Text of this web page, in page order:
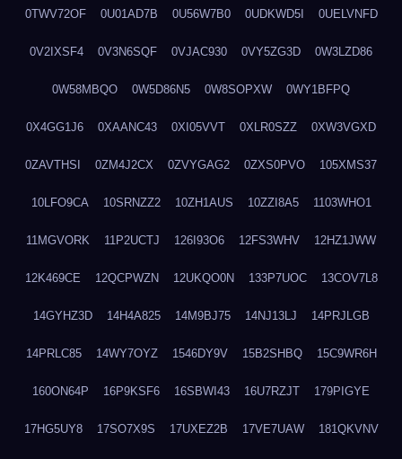
0TWV72OF 0U01AD7B 0U56W7B0 0UDKWD5I 0UELVNFD
0V2IXSF4 0V3N6SQF 0VJAC930 0VY5ZG3D 0W3LZD86
0W58MBQO 0W5D86N5 0W8SOPXW 0WY1BFPQ
0X4GG1J6 0XAANC43 0XI05VVT 0XLR0SZZ 0XW3VGXD
0ZAVTHSI 0ZM4J2CX 0ZVYGAG2 0ZXS0PVO 105XMS37
10LFO9CA 10SRNZZ2 10ZH1AUS 10ZZI8A5 1103WHO1
11MGVORK 11P2UCTJ 126I93O6 12FS3WHV 12HZ1JWW
12K469CE 12QCPWZN 12UKQO0N 133P7UOC 13COV7L8
14GYHZ3D 14H4A825 14M9BJ75 14NJ13LJ 14PRJLGB
14PRLC85 14WY7OYZ 1546DY9V 15B2SHBQ 15C9WR6H
160ON64P 16P9KSF6 16SBWI43 16U7RZJT 179PIGYE
17HG5UY8 17SO7X9S 17UXEZ2B 17VE7UAW 181QKVNV